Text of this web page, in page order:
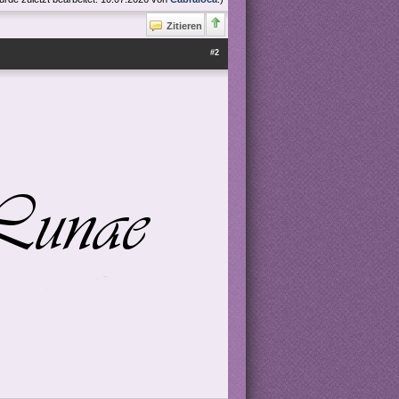
Zitieren
#2